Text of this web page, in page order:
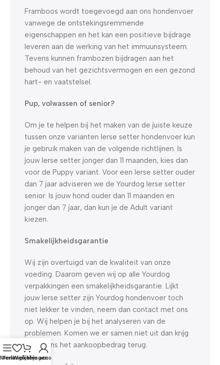
Framboos wordt toegevoegd aan ons hondenvoer
vanwege de ontstekingsremmende
eigenschappen en het kan een positieve bijdrage
leveren aan de werking van het immuunsysteem.
Tevens kunnen frambozen bijdragen aan het
behoud van het gezichtsvermogen en een gezond
hart- en vaatstelsel.
Pup, volwassen of senior?
Om je te helpen bij het maken van de juiste keuze
tussen onze varianten Ierse setter hondenvoer kun
je gebruik maken van de volgende richtlijnen. Is
jouw Ierse setter jonger dan 11 maanden, kies dan
voor de Puppy variant. Voor een Ierse setter ouder
dan 7 jaar adviseren we de Yourdog Ierse setter
senior. Is jouw hond ouder dan 11 maanden en
jonger dan 7 jaar, dan kun je de Adult variant
kiezen.
Smakelijkheidsgarantie
Wij zijn overtuigd van de kwaliteit van onze
voeding. Daarom geven wij op alle Yourdog
verpakkingen een smakelijkheidsgarantie. Lijkt
jouw Ierse setter zijn Yourdog hondenvoer toch
niet lekker te vinden, neem dan contact met ons
op. Wij helpen je bij het analyseren van de
problemen. Komen we er samen niet uit dan krijg
je van ons het aankoopbedrag terug.
Menu
Verlanglijst
Winkelwagen
Mijn account